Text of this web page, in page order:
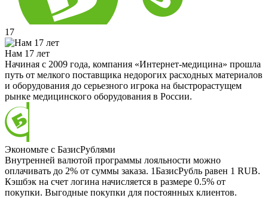
17
Нам 17 лет
Начиная с 2009 года, компания «Интернет-медицина» прошла
путь от мелкого поставщика недорогих расходных материалов
и оборудования до серьезного игрока на быстрорастущем
рынке медицинского оборудования в России.
Экономьте с БазисРублями
Внутренней валютой программы лояльности можно
оплачивать до 2% от суммы заказа. 1БазисРубль равен 1 RUB.
Кэшбэк на счет логина начисляется в размере 0.5% от
покупки. Выгодные покупки для постоянных клиентов.